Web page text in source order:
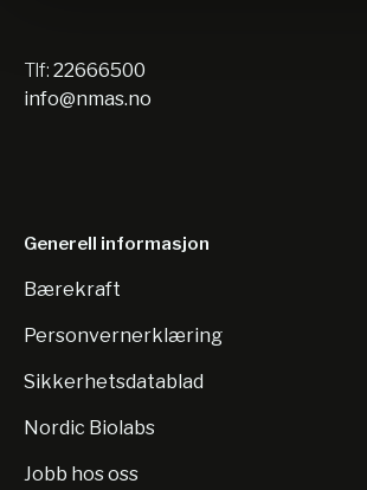
Tlf: 22666500
info@nmas.no
Generell informasjon
Bærekraft
Personvernerklæring
Sikkerhetsdatablad
Nordic Biolabs
Jobb hos oss